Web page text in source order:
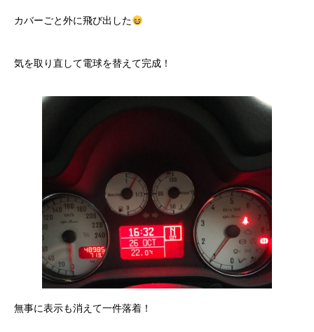
カバーごと外に飛び出した
気を取り直して電球を替えて完成！
無事に表示も消えて一件落着！